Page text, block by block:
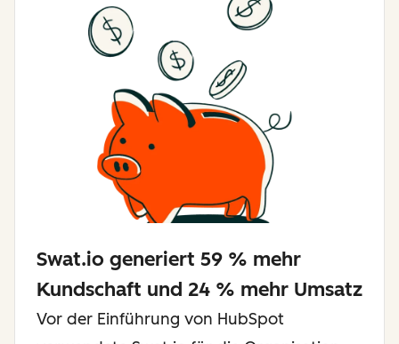
Swat.io generiert 59 % mehr
Kundschaft und 24 % mehr Umsatz
Vor der Einführung von HubSpot